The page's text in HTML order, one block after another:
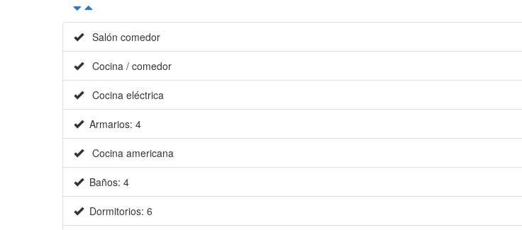
Salón comedor
Cocina / comedor
Cocina eléctrica
Armarios: 4
Cocina americana
Baños: 4
Dormitorios: 6